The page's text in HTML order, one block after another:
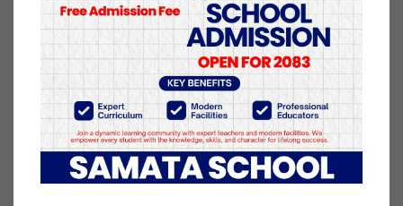
फेसबुकले विकासोन्मुख देशमा इन्टरनेट पहुँच पुर्‍याउन
एक्सप्रेस वाईफाई परियोजना सुरु गरेको हो । फेसबुकको यो
परियोजना एसियाका दुई मुलुक नेपाल र भारतमा मात्रै
कार्यान्वयन भइरहेको छ । योबाहेक अफ्रिकाका ७, दक्षिण
पूर्वी एसियाका दुई, दक्षिण अमेरिकाका २ र उत्तर अमेरिकाको
एक देशमा पनि यो परियोजनाले काम गरिरहेको वाइफाई
एक्सप्रेस परियोजनाको वेबसाइटमा उल्लेख गरिएको छ ।